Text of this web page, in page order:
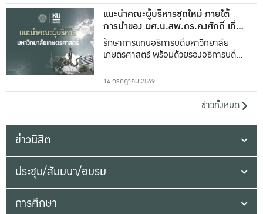
แนะนำคณะผู้บริหารชุดใหม่ ภายใต้
การนำของ ผศ.น.สพ.ดร.คงศักดิ์ เที่ยง
ธรรม
รักษาการแทนอธิการบดีมหาวิทยาลัย
เกษตรศาสตร์ พร้อมด้วยรองอธิการบดีทั้ง
14 กรกฎาคม 2569
ข่าวทั้งหมด
ข่าวนิสิต
ประชุม/สัมมนา/อบรม
การศึกษา